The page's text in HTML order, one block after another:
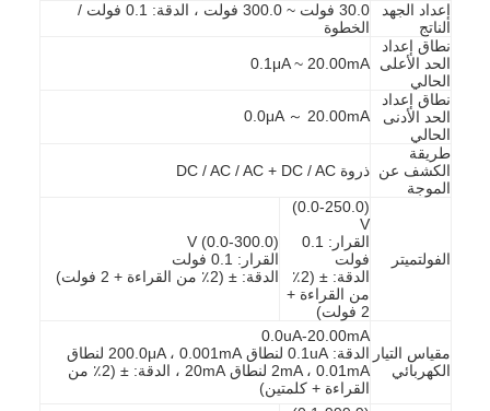
فيديوهات
حولنا
جولة في المصنع
مراقبة الجودة
أخبار
أجهزة اختبار الأجهزة الكهربائية
إعداد الجهد
الناتج
30.0 فولت ~ 300.0 فولت ، الدقة: 0.1 فولت /
الخطوة
نطاق إعداد
الحد الأعلى
الحالي
0.1μA ~ 20.00mA
نطاق إعداد
الحد الأدنى
الحالي
0.0μA ～ 20.00mA
طريقة
الكشف عن
الموجة
ذروة DC / AC / AC + DC / AC
الفولتميتر
(0.0-250.0)
V
القرار: 0.1
فولت
الدقة: ± (2٪
من القراءة +
2 فولت)
(0.0-300.0) V
القرار: 0.1 فولت
الدقة: ± (2٪ من القراءة + 2 فولت)
مقياس التيار
الكهربائي
0.0uA-20.00mA
الدقة: 0.1uA لنطاق 200.0μA ، 0.001mA لنطاق
2mA ، 0.01mA لنطاق 20mA ، الدقة: ± (2٪ من
القراءة + كلمتين)